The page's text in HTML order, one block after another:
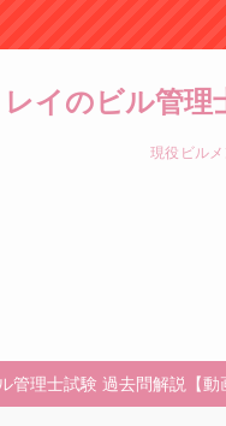
イのビル管理
現役ビル
管理士試験 過去問解説【動